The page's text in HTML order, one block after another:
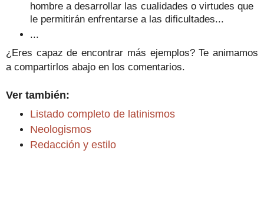
hombre a desarrollar las cualidades o virtudes que
le permitirán enfrentarse a las dificultades...
...
¿Eres capaz de encontrar más ejemplos? Te animamos
a compartirlos abajo en los comentarios.
Ver también:
Listado completo de latinismos
Neologismos
Redacción y estilo